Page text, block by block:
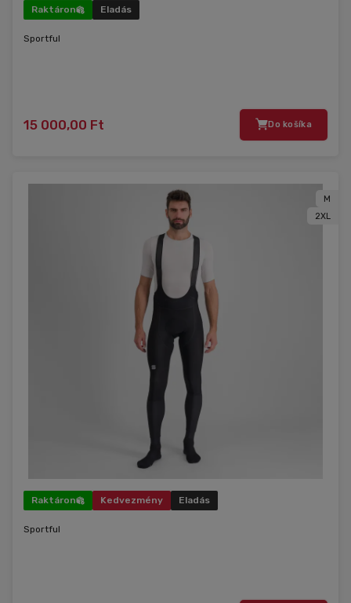
Raktáron Eladás
Sportful
15 000,00 Ft Do košíka
M
2XL
Raktáron Kedvezmény Eladás
Sportful